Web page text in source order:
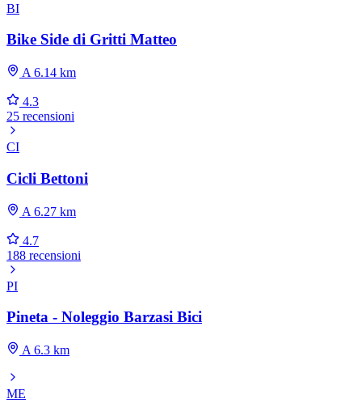
BI
Bike Side di Gritti Matteo
A 6.14 km
4.3
25 recensioni
CI
Cicli Bettoni
A 6.27 km
4.7
188 recensioni
PI
Pineta - Noleggio Barzasi Bici
A 6.3 km
ME